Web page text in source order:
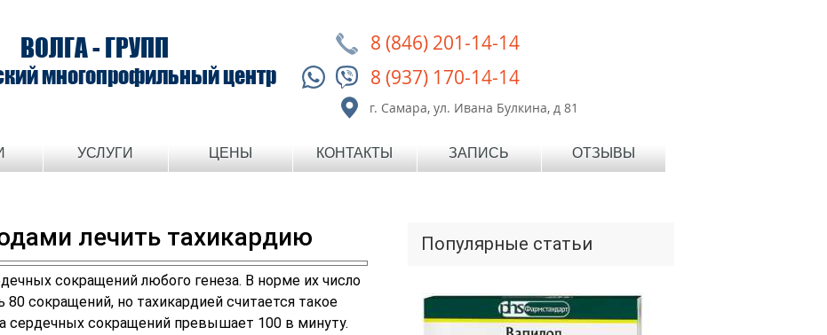
ВОЛГА - ГРУПП
многопрофильный центр
8 (846) 201-14-14
8 (937) 170-14-14
г. Самара, ул. Ивана Булкина, д 81
УСЛУГИ ЦЕНЫ КОНТАКТЫ ЗАПИСЬ ОТЗЫВЫ
лечить тахикардию
сокращений любого генеза. В норме их число
сокращений, но тахикардией считается такое
сердечных сокращений превышает 100 в минуту.
Популярные статьи